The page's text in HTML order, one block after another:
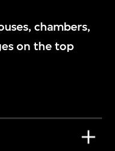
chambers,
on the top